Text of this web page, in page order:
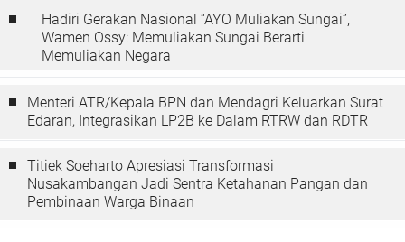
Hadiri Gerakan Nasional “AYO Muliakan Sungai”,
Wamen Ossy: Memuliakan Sungai Berarti
Memuliakan Negara
Menteri ATR/Kepala BPN dan Mendagri Keluarkan Surat
Edaran, Integrasikan LP2B ke Dalam RTRW dan RDTR
Titiek Soeharto Apresiasi Transformasi
Nusakambangan Jadi Sentra Ketahanan Pangan dan
Pembinaan Warga Binaan